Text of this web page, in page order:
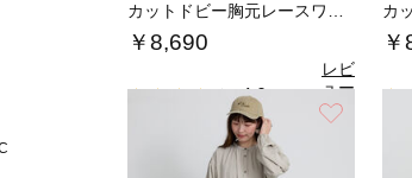
￥8,690
4.0（1）
レビ
ュー
を見
る